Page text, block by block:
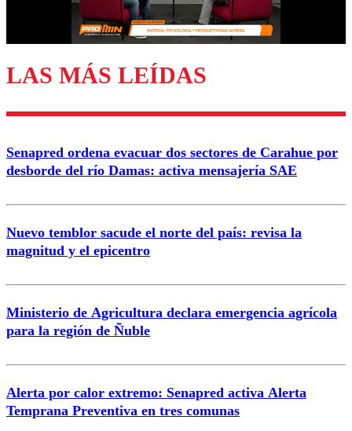
Enviar comentario
LAS MÁS LEÍDAS
Senapred ordena evacuar dos sectores de Carahue por
desborde del río Damas: activa mensajería SAE
Nuevo temblor sacude el norte del país: revisa la
magnitud y el epicentro
Ministerio de Agricultura declara emergencia agrícola
para la región de Ñuble
Alerta por calor extremo: Senapred activa Alerta
Temprana Preventiva en tres comunas